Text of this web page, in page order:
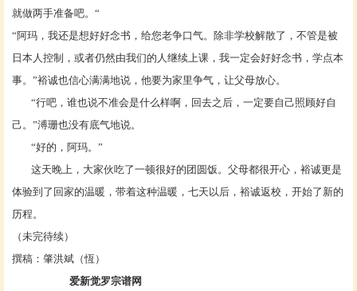
就做两手准备吧。“
“阿玛，我还是想好好念书，给您老争口气。除非学校解散了，不管是被
日本人控制，或者仍然由我们的人继续上课，我一定会好好念书，学点本
事。”裕诚也信心满满地说，他要为家里争气，让父母放心。
“行吧，谁也说不准会是什么样啊，回去之后，一定要自己照顾好自
己。”溥珊也没有底气地说。
“好的，阿玛。”
这天晚上，大家伙吃了一顿很好的团圆饭。父母都很开心，裕诚更是
体验到了回家的温暖，带着这种温暖，七天以后，裕诚返校，开始了新的
历程。
（未完待续）
撰稿：肇洪斌（恆）
爱新觉罗宗谱网